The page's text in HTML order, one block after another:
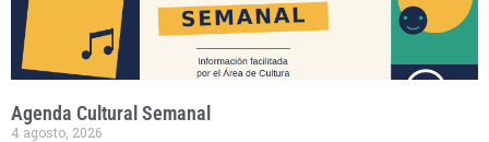
Agenda Cultural Semanal
4 agosto, 2026